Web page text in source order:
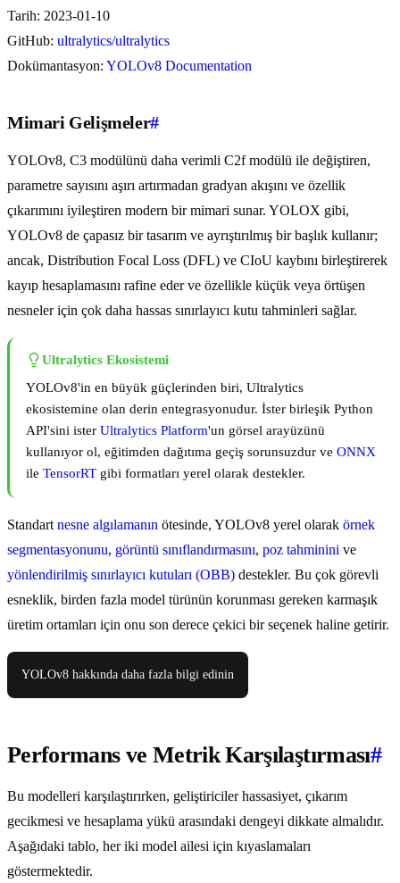
Tarih: 2023-01-10
GitHub: ultralytics/ultralytics
Dokümantasyon: YOLOv8 Documentation
Mimari Gelişmeler#
YOLOv8, C3 modülünü daha verimli C2f modülü ile değiştiren,
parametre sayısını aşırı artırmadan gradyan akışını ve özellik
çıkarımını iyileştiren modern bir mimari sunar. YOLOX gibi,
YOLOv8 de çapasız bir tasarım ve ayrıştırılmış bir başlık kullanır;
ancak, Distribution Focal Loss (DFL) ve CIoU kaybını birleştirerek
kayıp hesaplamasını rafine eder ve özellikle küçük veya örtüşen
nesneler için çok daha hassas sınırlayıcı kutu tahminleri sağlar.
Ultralytics Ekosistemi
YOLOv8'in en büyük güçlerinden biri, Ultralytics
ekosistemine olan derin entegrasyonudur. İster birleşik Python
API'sini ister Ultralytics Platform'un görsel arayüzünü
kullanıyor ol, eğitimden dağıtıma geçiş sorunsuzdur ve ONNX
ile TensorRT gibi formatları yerel olarak destekler.
Standart nesne algılamanın ötesinde, YOLOv8 yerel olarak örnek
segmentasyonunu, görüntü sınıflandırmasını, poz tahminini ve
yönlendirilmiş sınırlayıcı kutuları (OBB) destekler. Bu çok görevli
esneklik, birden fazla model türünün korunması gereken karmaşık
üretim ortamları için onu son derece çekici bir seçenek haline getirir.
YOLOv8 hakkında daha fazla bilgi edinin
Performans ve Metrik Karşılaştırması#
Bu modelleri karşılaştırırken, geliştiriciler hassasiyet, çıkarım
gecikmesi ve hesaplama yükü arasındaki dengeyi dikkate almalıdır.
Aşağıdaki tablo, her iki model ailesi için kıyaslamaları
göstermektedir.